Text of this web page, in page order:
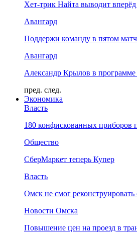
Хет-трик Найта выводит
Авангард
Поддержи команду в пятом
Авангард
Александр Крылов в программе
пред. след.
Экономика
Власть
180 конфискованных
Общество
СберМаркет теперь Купер
Власть
Омск не смог
Новости Омска
Повышение цен на проезд в